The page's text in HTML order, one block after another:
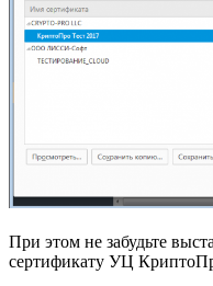
При этом не забудьте
сертификату УЦ